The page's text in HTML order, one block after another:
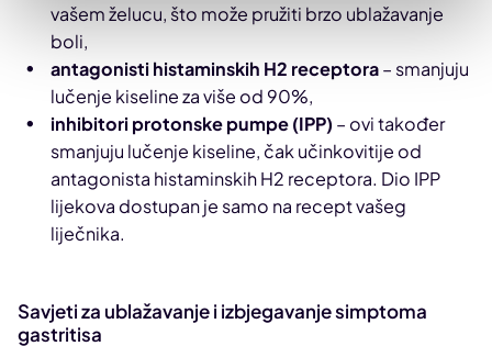
vašem želucu, što može pružiti brzo ublažavanje
boli,
antagonisti histaminskih H2 receptora– smanjuju
lučenje kiseline za više od 90%,
inhibitori protonske pumpe (IPP) – ovi također
smanjuju lučenje kiseline, čak učinkovitije od
antagonista histaminskih H2 receptora. Dio IPP
lijekova dostupan je samo na recept vašeg
liječnika.
Savjeti za ublažavanje i izbjegavanje simptoma
gastritisa